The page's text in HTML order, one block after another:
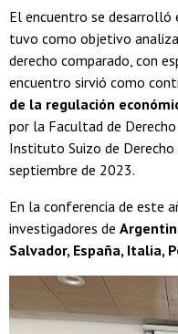
El encuentro se desarrolló
tuvo como objetivo
derecho comparado, con
encuentro sirvió como
de la regulación
por la Facultad de
Instituto Suizo de Derecho
septiembre de 2023.
En la conferencia de este
investigadores de
Salvador, España, Italia,